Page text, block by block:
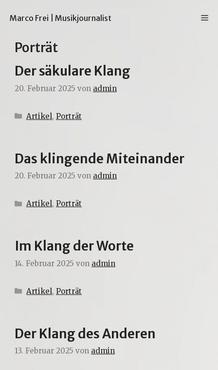
InhaltMarco Frei | Musikjournalist
Porträt
Der säkulare Klang
20. Februar 2025 von admin
Kategorien
Artikel, Porträt
Das klingende Miteinander
20. Februar 2025 von admin
Kategorien
Artikel, Porträt
Im Klang der Worte
14. Februar 2025 von admin
Kategorien
Artikel, Porträt
Der Klang des Anderen
13. Februar 2025 von admin